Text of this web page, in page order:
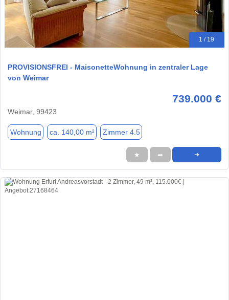
1 / 19
PROVISIONSFREI - MaisonetteWohnung in zentraler Lage
von Weimar
739.000 €
Weimar, 99423
Wohnung ca. 140,00 m² Zimmer 4.5
★ ➦ ➜